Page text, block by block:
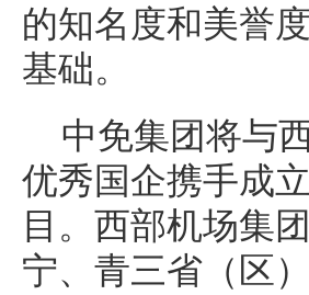
的知名度和美誉
基础。
中免集团将与
优秀国企携手成
目。西部机场集
宁、青三省（区